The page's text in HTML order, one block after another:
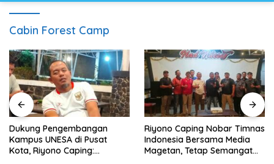
Cabin Forest Camp
Dukung Pengembangan
Kampus UNESA di Pusat
Kota, Riyono Caping:
Riyono Caping Nobar Timnas
Indonesia Bersama Media
Magetan, Tetap Semangat